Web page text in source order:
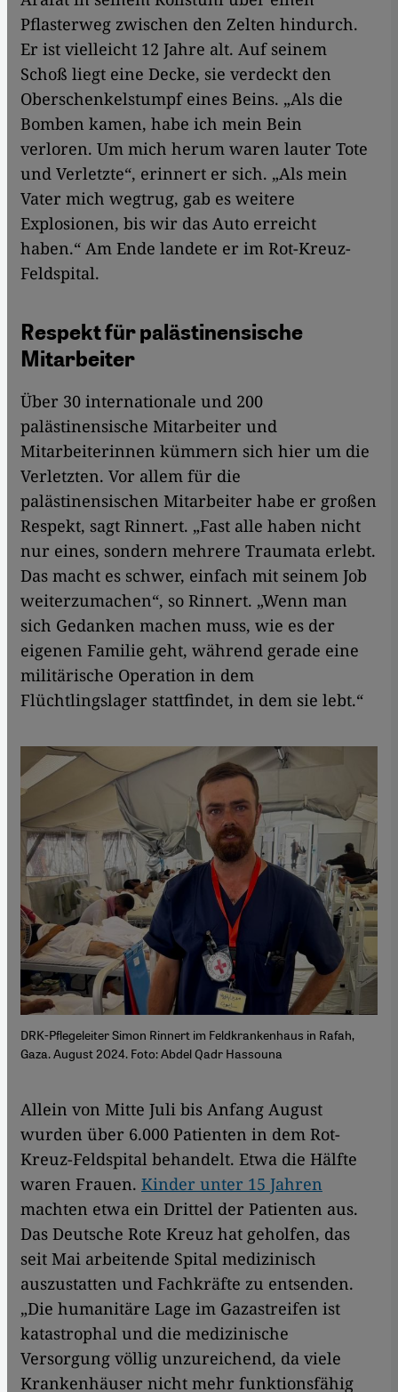
Pflasterweg zwischen den Zelten hindurch.
Er ist vielleicht 12 Jahre alt. Auf seinem
Schoß liegt eine Decke, sie verdeckt den
Oberschenkel­stumpf eines Beins. „Als die
Bomben kamen, habe ich mein Bein
verloren. Um mich ­herum waren lauter Tote
und Verletzte“, erinnert er sich. „Als mein
Vater mich wegtrug, gab es weitere
Explosionen, bis wir das Auto erreicht
haben.“ Am Ende landete er im Rot-Kreuz-
Feldspital.
Respekt für palästinensische
Mitarbeiter
Über 30 internationale und 200
palästinensische Mitarbeiter und
Mitarbeiterinnen kümmern sich hier um die
Verletzten. Vor allem für die
palästinensischen Mitarbeiter habe er großen
Respekt, sagt Rinnert. „Fast alle haben nicht
nur eines, sondern mehrere Traumata erlebt.
Das macht es schwer, einfach mit seinem Job
weiterzumachen“, so Rinnert. „Wenn man
sich Gedanken machen muss, wie es der
eigenen Familie geht, während gerade eine
militärische Operation in dem
Flüchtlingslager stattfindet, in dem sie lebt.“
DRK-Pflegeleiter Simon Rinnert im Feldkrankenhaus in Rafah,
Gaza. August 2024. Foto: Abdel Qadr Hassouna
Allein von Mitte Juli bis Anfang August
wurden über 6.000 Patienten in dem Rot-
Kreuz-Feldspital behandelt. Etwa die Hälfte
waren Frauen. Kinder unter 15 Jahren
machten etwa ein Drittel der Patienten aus.
Das Deutsche Rote Kreuz hat geholfen, das
seit Mai arbeitende Spital medizinisch
auszustatten und Fachkräfte zu entsenden.
„Die humanitäre Lage im Gazastreifen ist
katastrophal und die medizinische
Versorgung völlig unzureichend, da viele
Krankenhäuser nicht mehr funktionsfähig